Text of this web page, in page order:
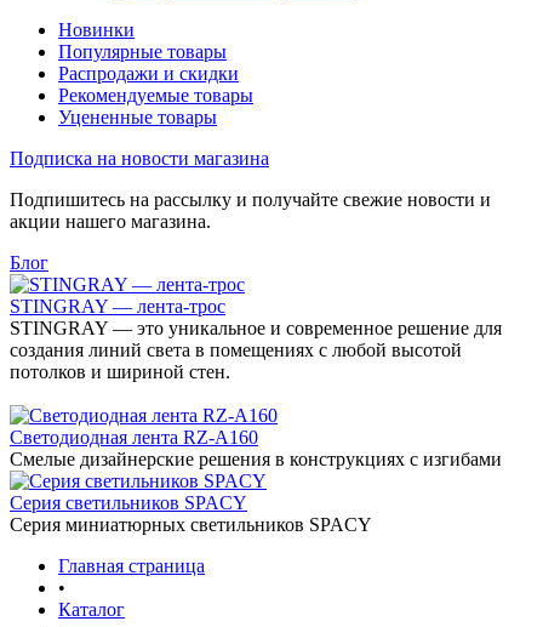
Новинки
Популярные товары
Распродажи и скидки
Рекомендуемые товары
Уцененные товары
Подписка на новости магазина
Подпишитесь на рассылку и получайте свежие новости и
акции нашего магазина.
Блог
STINGRAY — лента-трос
STINGRAY — это уникальное и современное решение для
создания линий света в помещениях с любой высотой
потолков и шириной стен.
Светодиодная лента RZ-A160
Смелые дизайнерские решения в конструкциях с изгибами
Серия светильников SPACY
Серия миниатюрных светильников SPACY
Главная страница
•
Каталог